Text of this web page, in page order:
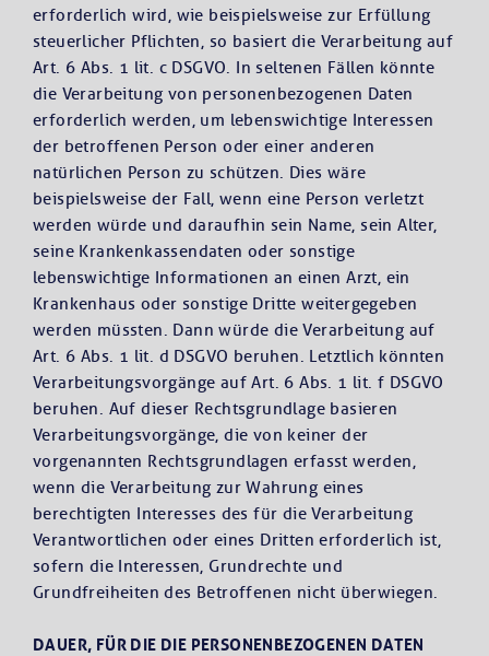
erforderlich wird, wie beispielsweise zur Erfüllung
steuerlicher Pflichten, so basiert die Verarbeitung auf
Art. 6 Abs. 1 lit. c DSGVO. In seltenen Fällen könnte
die Verarbeitung von personenbezogenen Daten
erforderlich werden, um lebenswichtige Interessen
der betroffenen Person oder einer anderen
natürlichen Person zu schützen. Dies wäre
beispielsweise der Fall, wenn eine Person verletzt
werden würde und daraufhin sein Name, sein Alter,
seine Krankenkassendaten oder sonstige
lebenswichtige Informationen an einen Arzt, ein
Krankenhaus oder sonstige Dritte weitergegeben
werden müssten. Dann würde die Verarbeitung auf
Art. 6 Abs. 1 lit. d DSGVO beruhen. Letztlich könnten
Verarbeitungsvorgänge auf Art. 6 Abs. 1 lit. f DSGVO
beruhen. Auf dieser Rechtsgrundlage basieren
Verarbeitungsvorgänge, die von keiner der
vorgenannten Rechtsgrundlagen erfasst werden,
wenn die Verarbeitung zur Wahrung eines
berechtigten Interesses des für die Verarbeitung
Verantwortlichen oder eines Dritten erforderlich ist,
sofern die Interessen, Grundrechte und
Grundfreiheiten des Betroffenen nicht überwiegen.
DAUER, FÜR DIE DIE PERSONENBEZOGENEN DATEN